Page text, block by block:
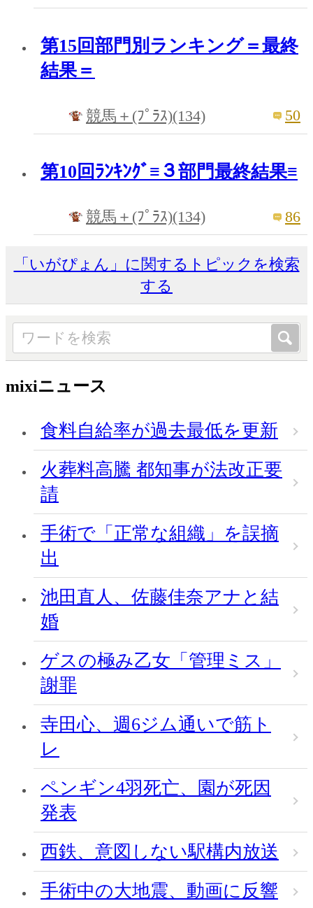
第15回部門別ランキング＝最終
結果＝
競馬＋(ﾌﾟﾗｽ)(134) 50
第10回ﾗﾝｷﾝｸﾞ≡３部門最終結果≡
競馬＋(ﾌﾟﾗｽ)(134) 86
「いがぴょん」に関するトピックを検索
する
mixiニュース
食料自給率が過去最低を更新
火葬料高騰 都知事が法改正要
請
手術で「正常な組織」を誤摘
出
池田直人、佐藤佳奈アナと結
婚
ゲスの極み乙女「管理ミス」
謝罪
寺田心、週6ジム通いで筋ト
レ
ペンギン4羽死亡、園が死因
発表
西鉄、意図しない駅構内放送
手術中の大地震、動画に反響